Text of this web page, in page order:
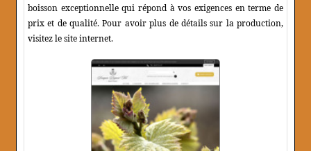
boisson exceptionnelle qui répond à vos exigences en terme de
prix et de qualité. Pour avoir plus de détails sur la production,
visitez le site internet.